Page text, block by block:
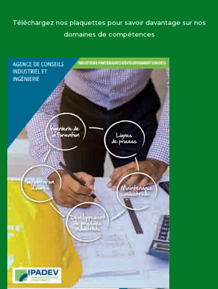
Téléchargez nos plaquettes pour savoir davantage sur nos
domaines de compétences